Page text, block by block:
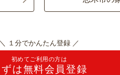
＼ １分でかんたん登録 ／
初めてご利用の方は
ずは無料会員登録